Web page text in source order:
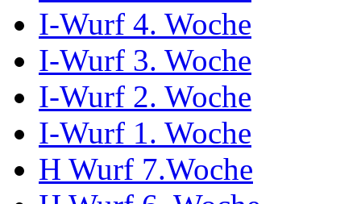
I-Wurf 4. Woche
I-Wurf 3. Woche
I-Wurf 2. Woche
I-Wurf 1. Woche
H Wurf 7.Woche